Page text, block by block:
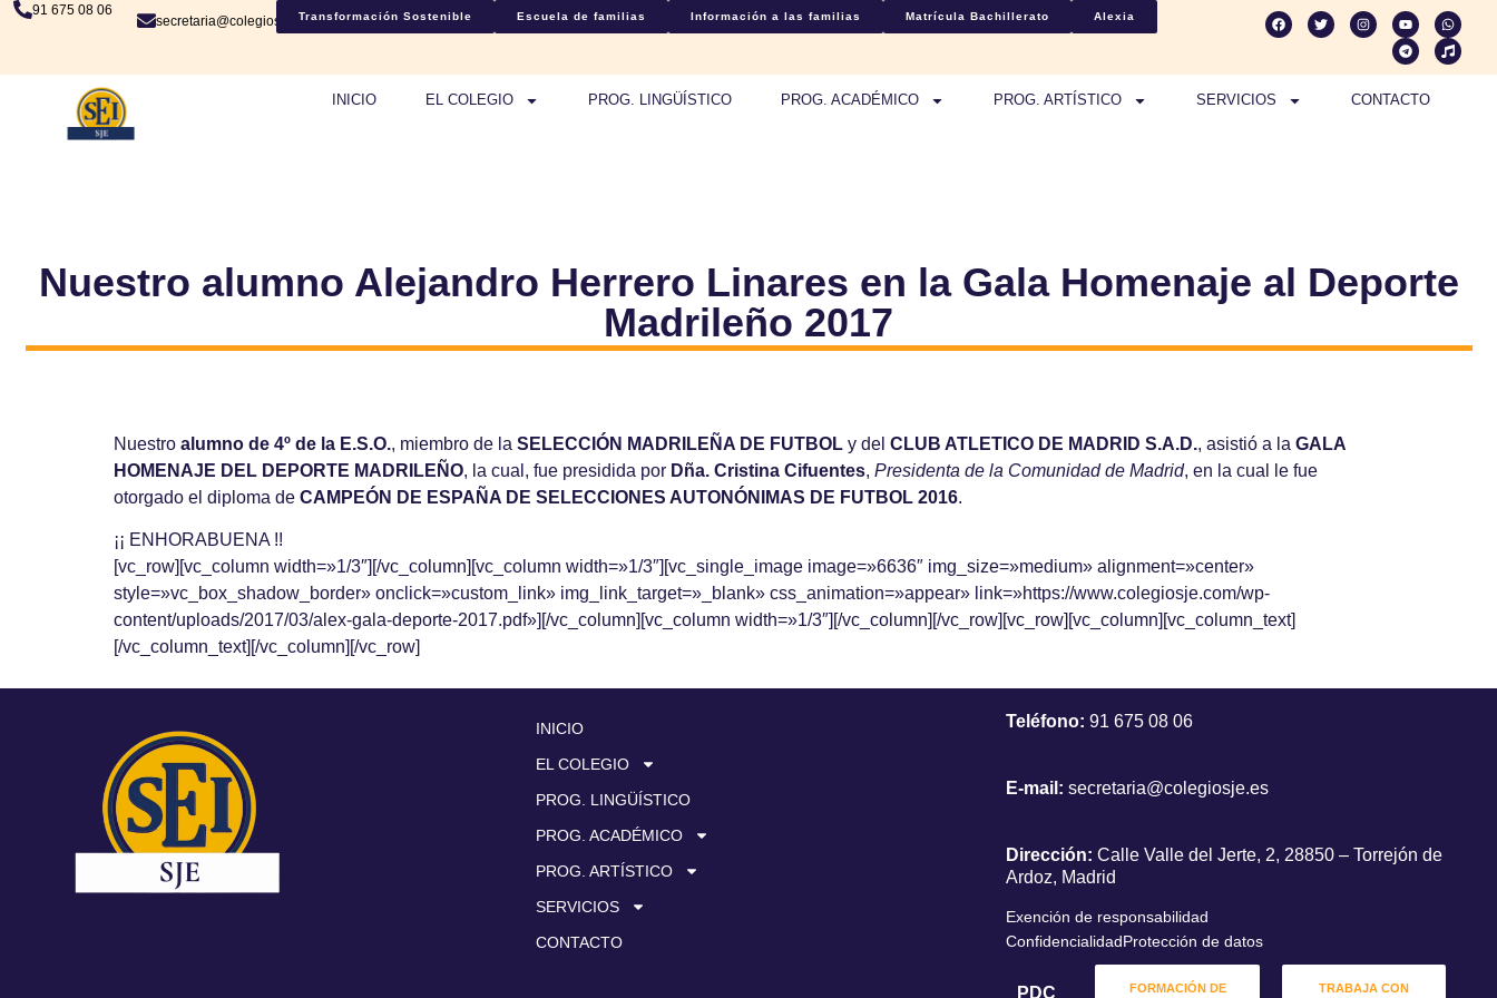
91 675 08 06
secretaria@colegiosje.esTransformación Sostenible Escuela de familias Información a las familias Matrícula Bachillerato Alexia
INICIO EL COLEGIO PROG. LINGÜÍSTICO PROG. ACADÉMICO PROG. ARTÍSTICO SERVICIOS CONTACTO
Nuestro alumno Alejandro Herrero Linares en la Gala Homenaje al Deporte
Madrileño 2017
Nuestro alumno de 4º de la E.S.O., miembro de la SELECCIÓN MADRILEÑA DE FUTBOL y del CLUB ATLETICO DE MADRID S.A.D., asistió a la GALA
HOMENAJE DEL DEPORTE MADRILEÑO, la cual, fue presidida por Dña. Cristina Cifuentes, Presidenta de la Comunidad de Madrid, en la cual le fue
otorgado el diploma de CAMPEÓN DE ESPAÑA DE SELECCIONES AUTONÓNIMAS DE FUTBOL 2016.
¡¡ ENHORABUENA !!
[vc_row][vc_column width=»1/3″][/vc_column][vc_column width=»1/3″][vc_single_image image=»6636″ img_size=»medium» alignment=»center»
style=»vc_box_shadow_border» onclick=»custom_link» img_link_target=»_blank» css_animation=»appear» link=»https://www.colegiosje.com/wp-
content/uploads/2017/03/alex-gala-deporte-2017.pdf»][/vc_column][vc_column width=»1/3″][/vc_column][/vc_row][vc_row][vc_column][vc_column_text]
[/vc_column_text][/vc_column][/vc_row]
INICIO
EL COLEGIO
PROG. LINGÜÍSTICO
PROG. ACADÉMICO
PROG. ARTÍSTICO
SERVICIOS
CONTACTO
Teléfono: 91 675 08 06
E-mail: secretaria@colegiosje.es
Dirección: Calle Valle del Jerte, 2, 28850 – Torrejón de
Ardoz, Madrid
Exención de responsabilidad
ConfidencialidadProtección de datos
PDC
FORMACIÓN DE
TRABAJA CON